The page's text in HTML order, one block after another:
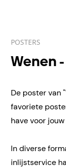
POSTERS
Wenen
De poster van
favoriete
have voor
In diverse
inlijstservice